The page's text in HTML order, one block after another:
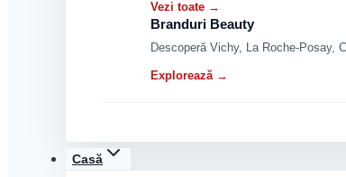
Vezi toate →
Branduri Beauty
Descoperă Vichy, La Roche-Posay,
Explorează →
Casă